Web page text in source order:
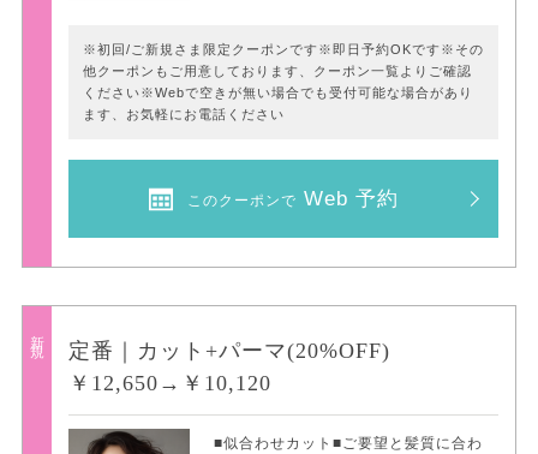
※初回/ご新規さま限定クーポンです※即日予約OKです※その
他クーポンもご用意しております、クーポン一覧よりご確認
ください※Webで空きが無い場合でも受付可能な場合があり
ます、お気軽にお電話ください
このクーポンで Web 予約
新規
定番｜カット+パーマ(20%OFF)
￥12,650→￥10,120
■似合わせカット■ご要望と髪質に合わ